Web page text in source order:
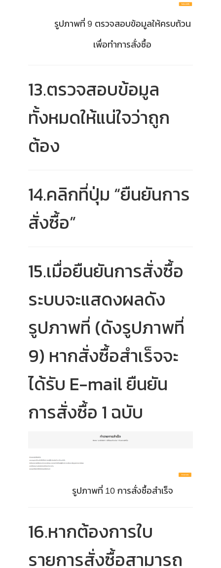
รูปภาพที่ 9 ตรวจสอบข้อมูลให้ครบถ้วน
เพื่อทำการสั่งซื้อ
13.ตรวจสอบข้อมูล
ทั้งหมดให้แน่ใจว่าถูก
ต้อง
14.คลิกที่ปุ่ม “ยืนยันการ
สั่งซื้อ”
15.เมื่อยืนยันการสั่งซื้อ
ระบบจะแสดงผลดัง
รูปภาพที่ (ดังรูปภาพที่
9) หากสั่งซื้อสำเร็จจะ
ได้รับ E-mail ยืนยัน
การสั่งซื้อ 1 ฉบับ
รูปภาพที่ 10 การสั่งซื้อสำเร็จ
16.หากต้องการใบ
รายการสั่งซื้อสามารถ